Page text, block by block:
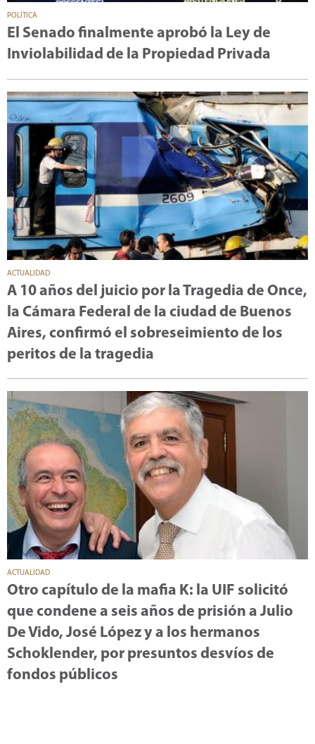
POLÍTICA
El Senado finalmente aprobó la Ley de
Inviolabilidad de la Propiedad Privada
ACTUALIDAD
A 10 años del juicio por la Tragedia de Once,
la Cámara Federal de la ciudad de Buenos
Aires, confirmó el sobreseimiento de los
peritos de la tragedia
ACTUALIDAD
Otro capítulo de la mafia K: la UIF solicitó
que condene a seis años de prisión a Julio
De Vido, José López y a los hermanos
Schoklender, por presuntos desvíos de
fondos públicos